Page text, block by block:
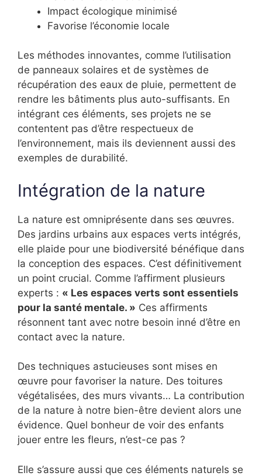
Impact écologique minimisé
Favorise l’économie locale
Les méthodes innovantes, comme l’utilisation
de panneaux solaires et de systèmes de
récupération des eaux de pluie, permettent de
rendre les bâtiments plus auto-suffisants. En
intégrant ces éléments, ses projets ne se
contentent pas d’être respectueux de
l’environnement, mais ils deviennent aussi des
exemples de durabilité.
Intégration de la nature
La nature est omniprésente dans ses œuvres.
Des jardins urbains aux espaces verts intégrés,
elle plaide pour une biodiversité bénéfique dans
la conception des espaces. C’est définitivement
un point crucial. Comme l’affirment plusieurs
experts : « Les espaces verts sont essentiels
pour la santé mentale. » Ces affirments
résonnent tant avec notre besoin inné d’être en
contact avec la nature.
Des techniques astucieuses sont mises en
œuvre pour favoriser la nature. Des toitures
végétalisées, des murs vivants… La contribution
de la nature à notre bien-être devient alors une
évidence. Quel bonheur de voir des enfants
jouer entre les fleurs, n’est-ce pas ?
Elle s’assure aussi que ces éléments naturels se